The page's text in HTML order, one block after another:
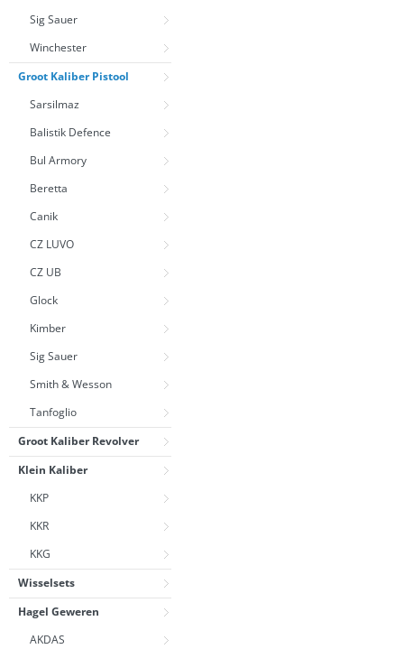
Sig Sauer
Winchester
Groot Kaliber Pistool
Sarsilmaz
Balistik Defence
Bul Armory
Beretta
Canik
CZ LUVO
CZ UB
Glock
Kimber
Sig Sauer
Smith & Wesson
Tanfoglio
Groot Kaliber Revolver
Klein Kaliber
KKP
KKR
KKG
Wisselsets
Hagel Geweren
AKDAS